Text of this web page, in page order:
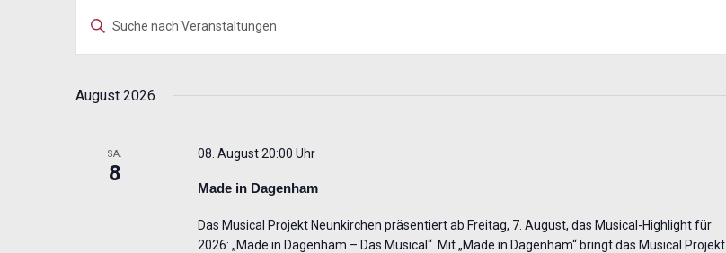
Suche
und
Navigation
Bitte
Suche
Schlüsselwort.
August 2026
SA.
8
Made in Dagenham
08. August 20:00 Uhr
Das Musical Projekt Neunkirchen präsentiert ab Freitag, 7. August, das Musical-Highlight für
2026: „Made in Dagenham – Das Musical“. Mit „Made in Dagenham“ bringt das Musical Projekt